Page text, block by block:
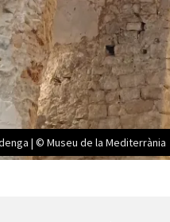
| © Museu de la Mediterrània